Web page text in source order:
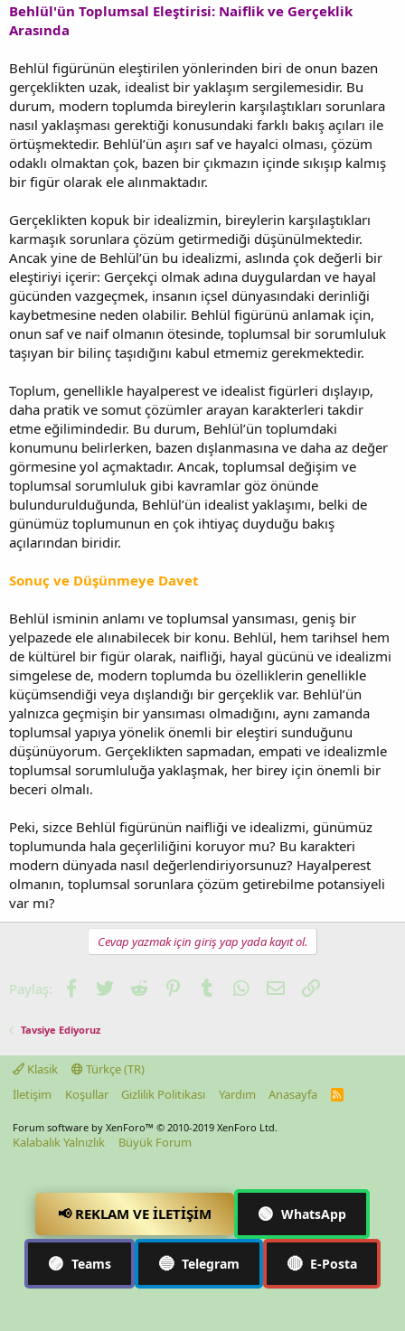
Behlül'ün Toplumsal Eleştirisi: Naiflik ve Gerçeklik
Arasında
Behlül figürünün eleştirilen yönlerinden biri de onun bazen
gerçeklikten uzak, idealist bir yaklaşım sergilemesidir. Bu
durum, modern toplumda bireylerin karşılaştıkları sorunlara
nasıl yaklaşması gerektiği konusundaki farklı bakış açıları ile
örtüşmektedir. Behlül’ün aşırı saf ve hayalci olması, çözüm
odaklı olmaktan çok, bazen bir çıkmazın içinde sıkışıp kalmış
bir figür olarak ele alınmaktadır.
Gerçeklikten kopuk bir idealizmin, bireylerin karşılaştıkları
karmaşık sorunlara çözüm getirmediği düşünülmektedir.
Ancak yine de Behlül’ün bu idealizmi, aslında çok değerli bir
eleştiriyi içerir: Gerçekçi olmak adına duygulardan ve hayal
gücünden vazgeçmek, insanın içsel dünyasındaki derinliği
kaybetmesine neden olabilir. Behlül figürünü anlamak için,
onun saf ve naif olmanın ötesinde, toplumsal bir sorumluluk
taşıyan bir bilinç taşıdığını kabul etmemiz gerekmektedir.
Toplum, genellikle hayalperest ve idealist figürleri dışlayıp,
daha pratik ve somut çözümler arayan karakterleri takdir
etme eğilimindedir. Bu durum, Behlül’ün toplumdaki
konumunu belirlerken, bazen dışlanmasına ve daha az değer
görmesine yol açmaktadır. Ancak, toplumsal değişim ve
toplumsal sorumluluk gibi kavramlar göz önünde
bulundurulduğunda, Behlül’ün idealist yaklaşımı, belki de
günümüz toplumunun en çok ihtiyaç duyduğu bakış
açılarından biridir.
Sonuç ve Düşünmeye Davet
Behlül isminin anlamı ve toplumsal yansıması, geniş bir
yelpazede ele alınabilecek bir konu. Behlül, hem tarihsel hem
de kültürel bir figür olarak, naifliği, hayal gücünü ve idealizmi
simgelese de, modern toplumda bu özelliklerin genellikle
küçümsendiği veya dışlandığı bir gerçeklik var. Behlül’ün
yalnızca geçmişin bir yansıması olmadığını, aynı zamanda
toplumsal yapıya yönelik önemli bir eleştiri sunduğunu
düşünüyorum. Gerçeklikten sapmadan, empati ve idealizmle
toplumsal sorumluluğa yaklaşmak, her birey için önemli bir
beceri olmalı.
Peki, sizce Behlül figürünün naifliği ve idealizmi, günümüz
toplumunda hala geçerliliğini koruyor mu? Bu karakteri
modern dünyada nasıl değerlendiriyorsunuz? Hayalperest
olmanın, toplumsal sorunlara çözüm getirebilme potansiyeli
var mı?
Cevap yazmak için giriş yap yada kayıt ol.
Paylaş: Facebook
TwitterReddit PinterestTumblr WhatsApp
E-postaLink
Tavsiye Ediyoruz
Klasik
Türkçe (TR)
İletişim
Koşullar Gizlilik Politikası Yardım Anasayfa
R
Forum software by XenForo™ © 2010-2019 XenForo Ltd.
Kalabalık Yalnızlık Büyük Forum
📢 REKLAM VE İLETIŞIM 🟢 WhatsApp
🟣 Teams 🔵 Telegram 🔴 E-Posta